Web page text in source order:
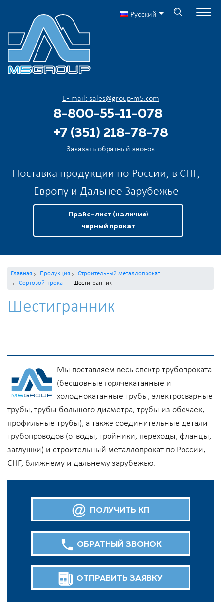
Русский
E - mail: sales@group-m5.com
8-800-55-11-078
+7 (351) 218-78-78
Заказать обратный звонок
Поставка продукции по России, в СНГ,
Европу и Дальнее Зарубежье
Прайс-лист (наличие)
черный прокат
Главная Продукция
Строительный металлопрокат
Сортовой прокат
Шестигранник
Шестигранник
Мы поставляем весь спектр трубопроката
(бесшовные горячекатанные и
холоднокатанные трубы, электросварные
трубы, трубы большого диаметра, трубы из обечаек,
профильные трубы), а также соединительные детали
трубопроводов (отводы, тройники, переходы, фланцы,
заглушки) и строительный металлопрокат по России,
СНГ, ближнему и дальнему зарубежью.
ПОЛУЧИТЬ КП
ОБРАТНЫЙ ЗВОНОК
ОТПРАВИТЬ ЗАЯВКУ